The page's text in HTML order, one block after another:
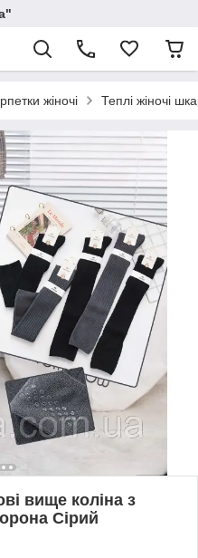
жіночі Теплі жіночі
вище коліна з
Сірий